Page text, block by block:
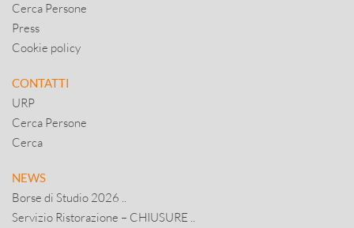
Cerca Persone
Press
Cookie policy
CONTATTI
URP
Cerca Persone
Cerca
NEWS
Borse di Studio 2026 ..
Servizio Ristorazione – CHIUSURE ..